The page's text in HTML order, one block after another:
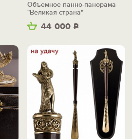
44 000 Р
Объемное панно-панорама
"Великая страна"